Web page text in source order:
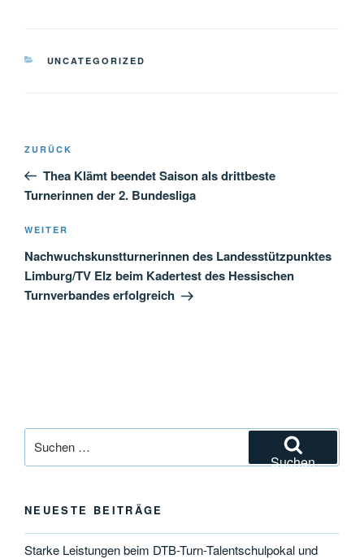
KATEGORIEN
UNCATEGORIZED
Beitragsnavigation
Vorheriger
Beitrag
ZURÜCK
Thea Klämt beendet Saison als drittbeste
Turnerinnen der 2. Bundesliga
Nächster
Beitrag
WEITER
Nachwuchskunstturnerinnen des Landesstützpunktes
Limburg/TV Elz beim Kadertest des Hessischen
Turnverbandes erfolgreich
nach:
Suchen
NEUESTE BEITRÄGE
Starke Leistungen beim DTB-Turn-Talentschulpokal und